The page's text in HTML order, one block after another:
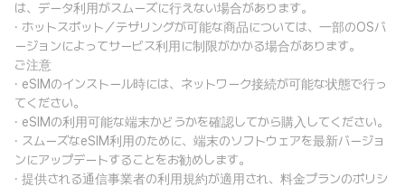
は、データ利用がスムーズに行えない場合があります。
· ホットスポット／テザリングが可能な商品については、一部のOSバ
ージョンによってサービス利用に制限がかかる場合があります。
ご注意
· eSIMのインストール時には、ネットワーク接続が可能な状態で行っ
てください。
· eSIMの利用可能な端末かどうかを確認してから購入してください。
· スムーズなeSIM利用のために、端末のソフトウェアを最新バージョ
ンにアップデートすることをお勧めします。
· 提供される通信事業者の利用規約が適用され、料金プランのポリシ